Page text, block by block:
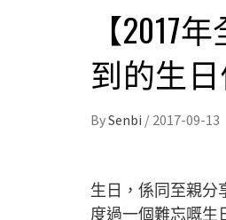
【2017
到的生
BySenbi / 2017-09-13
生日，係同至親分
度過一個難忘嘅生